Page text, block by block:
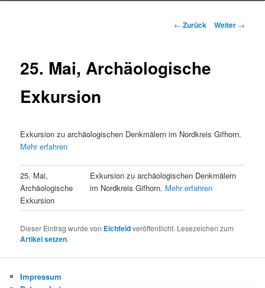
Beitrags-
← Zurück Weiter →
25. Mai, Archäologische
Exkursion
Exkursion zu archäologischen Denkmälern im Nordkreis Gifhorn.
Mehr erfahren
25. Mai,
Archäologische
Exkursion
Exkursion zu archäologischen Denkmälern
im Nordkreis Gifhorn. Mehr erfahren
Dieser Eintrag wurde von Eichfeldveröffentlicht. Lesezeichen zum
Artikel setzen.
Impressum